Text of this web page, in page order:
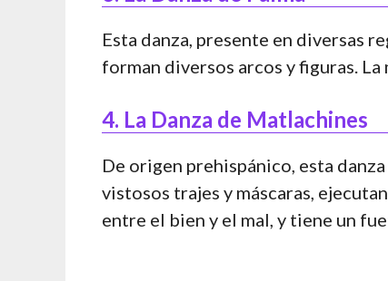
Esta danza, presente en diversas
forman diversos arcos y figuras.
4. La Danza de Matlachines
De origen prehispánico, esta
vistosos trajes y máscaras,
entre el bien y el mal, y tiene un